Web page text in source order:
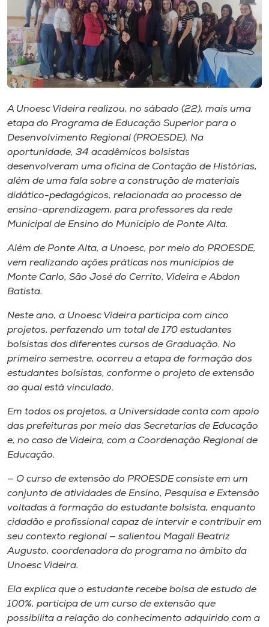
Rádio
Museu
Store
Selecione
A+
A Unoesc Videira realizou, no sábado (22), mais uma
etapa do Programa de Educação Superior para o
Desenvolvimento Regional (PROESDE). Na
oportunidade, 34 acadêmicos bolsistas
desenvolveram uma oficina de Contação de Histórias,
além de uma fala sobre a construção de materiais
didático-pedagógicos, relacionada ao processo de
ensino-aprendizagem, para professores da rede
Municipal de Ensino do Município de Ponte Alta.
Além de Ponte Alta, a Unoesc, por meio do PROESDE,
vem realizando ações práticas nos municípios de
Monte Carlo, São José do Cerrito, Videira e Abdon
Batista.
Neste ano, a Unoesc Videira participa com cinco
projetos, perfazendo um total de 170 estudantes
bolsistas dos diferentes cursos de Graduação. No
primeiro semestre, ocorreu a etapa de formação dos
estudantes bolsistas, conforme o projeto de extensão
ao qual está vinculado.
Em todos os projetos, a Universidade conta com apoio
das prefeituras por meio das Secretarias de Educação
e, no caso de Videira, com a Coordenação Regional de
Educação.
— O curso de extensão do PROESDE consiste em um
conjunto de atividades de Ensino, Pesquisa e Extensão
voltadas à formação do estudante bolsista, enquanto
cidadão e profissional capaz de intervir e contribuir em
seu contexto regional — salientou Magali Beatriz
Augusto, coordenadora do programa no âmbito da
Unoesc Videira.
Ela explica que o estudante recebe bolsa de estudo de
100%, participa de um curso de extensão que
possibilita a relação do conhecimento adquirido com a